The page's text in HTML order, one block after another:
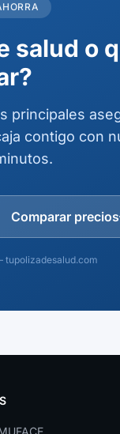
salud o
principales
contigo con
Comparar precios